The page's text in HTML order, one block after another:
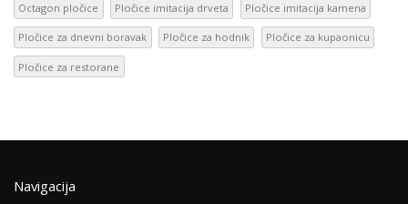
Octagon pločice Pločice imitacija drveta Pločice imitacija kamena
Pločice za dnevni boravak Pločice za hodnik Pločice za kupaonicu
Pločice za restorane
Navigacija